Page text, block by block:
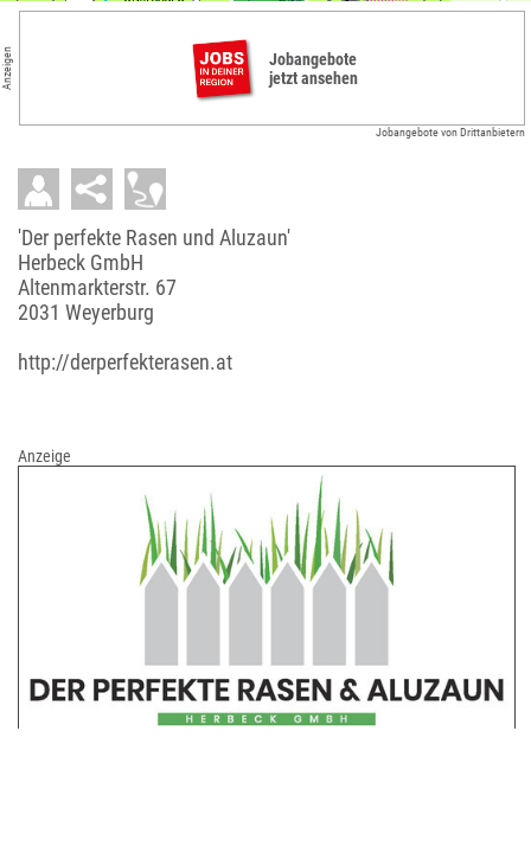
Anzeigen
Jobangebote
jetzt ansehen
Jobangebote von Drittanbietern
'Der perfekte Rasen und Aluzaun'
Herbeck GmbH
Altenmarkterstr. 67
2031 Weyerburg
http://derperfekterasen.at
Anzeige